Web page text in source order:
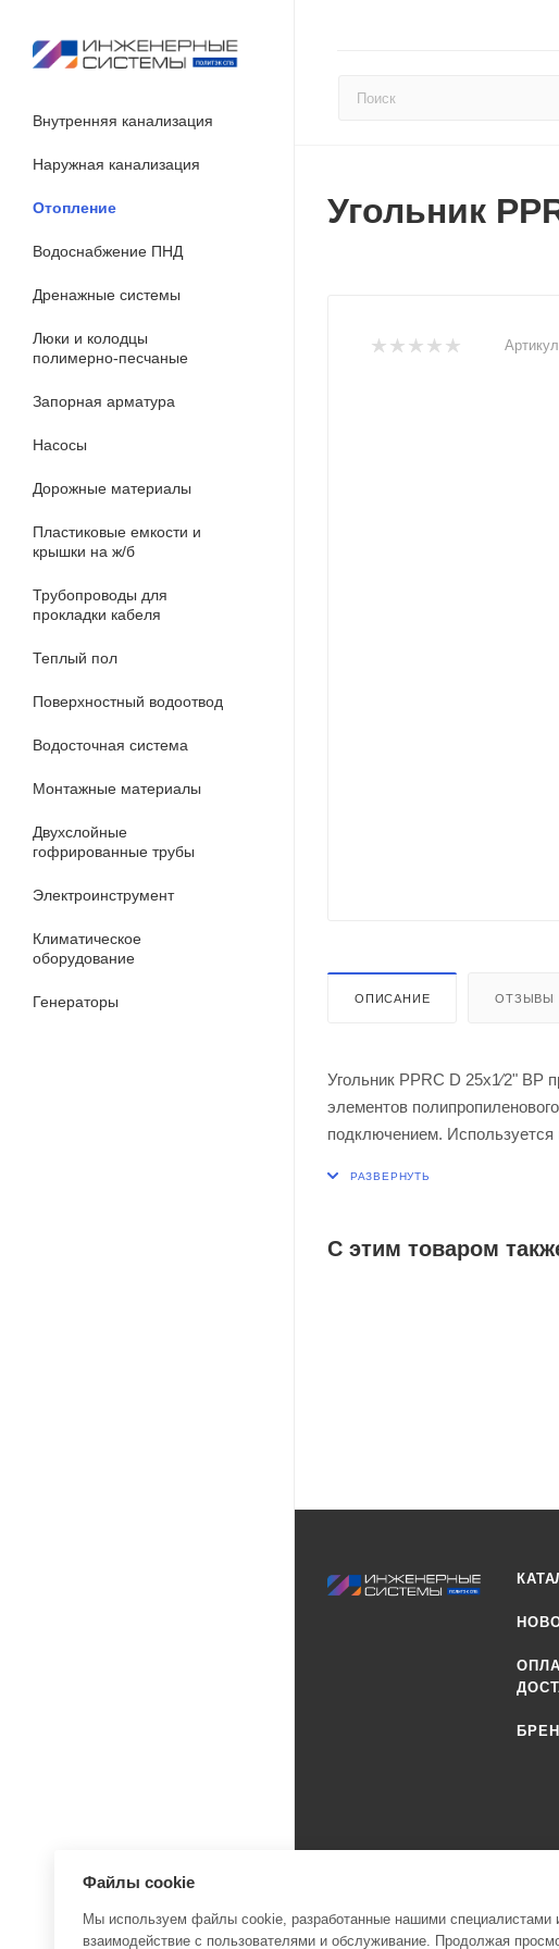
Внутренняя канализация
Наружная канализация
Отопление
Водоснабжение ПНД
Дренажные системы
Люки и колодцы
полимерно-песчаные
Запорная арматура
Насосы
Дорожные материалы
Пластиковые емкости и
крышки на ж/б
Трубопроводы для
прокладки кабеля
Теплый пол
Поверхностный водоотвод
Водосточная система
Монтажные материалы
Двухслойные
гофрированные трубы
Электроинструмент
Климатическое
оборудование
Генераторы
Угольник
ОПИСАНИЕ ОТЗЫВЫ
Угольник PPRC D 25х1⁄2" ВР
элементов
подключением. Используется
С этим товаром
Файлы cookie
Мы используем файлы cookie, разработанные нашими специалистами
взаимодействие с пользователями и обслуживание. Продолжая